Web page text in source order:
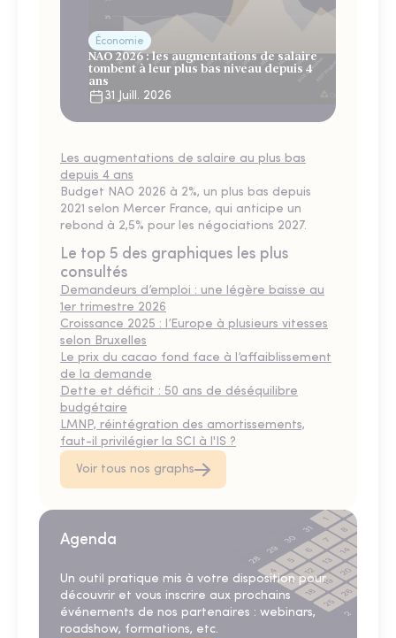
Économie
NAO 2026 : les augmentations de salaire
tombent à leur plus bas niveau depuis 4
ans
31 Juill. 2026
Les augmentations de salaire au plus bas
depuis 4 ans
Budget NAO 2026 à 2%, un plus bas depuis
2021 selon Mercer France, qui anticipe un
rebond à 2,5% pour les négociations 2027.
Le top 5 des graphiques les plus
consultés
Demandeurs d’emploi : une légère baisse au
1er trimestre 2026
Croissance 2025 : l’Europe à plusieurs vitesses
selon Bruxelles
Le prix du cacao fond face à l’affaiblissement
de la demande
Dette et déficit : 50 ans de déséquilibre
budgétaire
LMNP, réintégration des amortissements,
faut-il privilégier la SCI à l'IS ?
Voir tous nos graphs
Agenda
Un outil pratique mis à votre disposition pour
découvrir et vous inscrire aux prochains
événements de nos partenaires : webinars,
roadshow, formations, etc.